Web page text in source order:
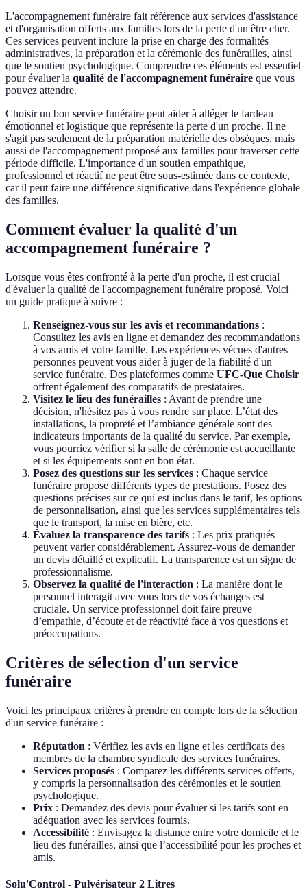
L'accompagnement funéraire fait référence aux services d'assistance
et d'organisation offerts aux familles lors de la perte d'un être cher.
Ces services peuvent inclure la prise en charge des formalités
administratives, la préparation et la cérémonie des funérailles, ainsi
que le soutien psychologique. Comprendre ces éléments est essentiel
pour évaluer la qualité de l'accompagnement funéraire que vous
pouvez attendre.
Choisir un bon service funéraire peut aider à alléger le fardeau
émotionnel et logistique que représente la perte d'un proche. Il ne
s'agit pas seulement de la préparation matérielle des obsèques, mais
aussi de l'accompagnement proposé aux familles pour traverser cette
période difficile. L'importance d'un soutien empathique,
professionnel et réactif ne peut être sous-estimée dans ce contexte,
car il peut faire une différence significative dans l'expérience globale
des familles.
Comment évaluer la qualité d'un
accompagnement funéraire ?
Lorsque vous êtes confronté à la perte d'un proche, il est crucial
d'évaluer la qualité de l'accompagnement funéraire proposé. Voici
un guide pratique à suivre :
Renseignez-vous sur les avis et recommandations :
Consultez les avis en ligne et demandez des recommandations
à vos amis et votre famille. Les expériences vécues d'autres
personnes peuvent vous aider à juger de la fiabilité d'un
service funéraire. Des plateformes comme UFC-Que Choisir
offrent également des comparatifs de prestataires.
Visitez le lieu des funérailles : Avant de prendre une
décision, n'hésitez pas à vous rendre sur place. L’état des
installations, la propreté et l’ambiance générale sont des
indicateurs importants de la qualité du service. Par exemple,
vous pourriez vérifier si la salle de cérémonie est accueillante
et si les équipements sont en bon état.
Posez des questions sur les services : Chaque service
funéraire propose différents types de prestations. Posez des
questions précises sur ce qui est inclus dans le tarif, les options
de personnalisation, ainsi que les services supplémentaires tels
que le transport, la mise en bière, etc.
Évaluez la transparence des tarifs : Les prix pratiqués
peuvent varier considérablement. Assurez-vous de demander
un devis détaillé et explicatif. La transparence est un signe de
professionnalisme.
Observez la qualité de l'interaction : La manière dont le
personnel interagit avec vous lors de vos échanges est
cruciale. Un service professionnel doit faire preuve
d’empathie, d’écoute et de réactivité face à vos questions et
préoccupations.
Critères de sélection d'un service
funéraire
Voici les principaux critères à prendre en compte lors de la sélection
d'un service funéraire :
Réputation : Vérifiez les avis en ligne et les certificats des
membres de la chambre syndicale des services funéraires.
Services proposés : Comparez les différents services offerts,
y compris la personnalisation des cérémonies et le soutien
psychologique.
Prix : Demandez des devis pour évaluer si les tarifs sont en
adéquation avec les services fournis.
Accessibilité : Envisagez la distance entre votre domicile et le
lieu des funérailles, ainsi que l’accessibilité pour les proches et
amis.
Solu'Control - Pulvérisateur 2 Litres